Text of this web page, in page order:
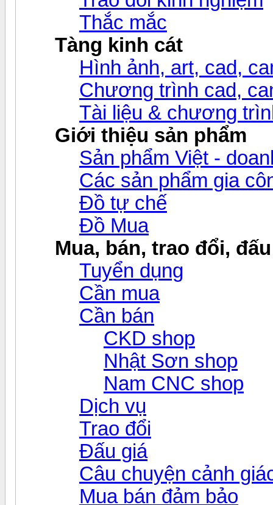
Thắc mắc
Tàng kinh cát
Hình ảnh, art, cad,
Chương trình cad,
Tài liệu & chương
Giới thiệu sản phẩm
Sản phẩm Việt -
Các sản phẩm gia
Đồ tự chế
Đồ Mua
Mua, bán, trao đổi,
Tuyển dụng
Cần mua
Cần bán
CKD shop
Nhật Sơn shop
Nam CNC shop
Dịch vụ
Trao đổi
Đấu giá
Câu chuyện cảnh
Mua bán đảm bảo